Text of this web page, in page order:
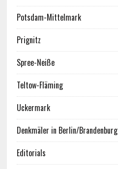
Potsdam-Mittelmark
Prignitz
Spree-Neiße
Teltow-Fläming
Uckermark
Denkmäler in Berlin/Brandenburg
Editorials